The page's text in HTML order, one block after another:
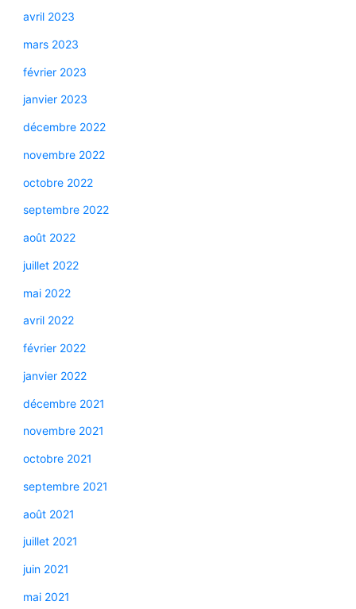
avril 2023
mars 2023
février 2023
janvier 2023
décembre 2022
novembre 2022
octobre 2022
septembre 2022
août 2022
juillet 2022
mai 2022
avril 2022
février 2022
janvier 2022
décembre 2021
novembre 2021
octobre 2021
septembre 2021
août 2021
juillet 2021
juin 2021
mai 2021